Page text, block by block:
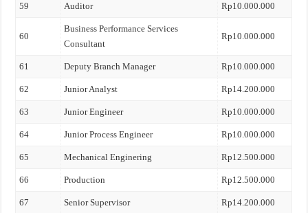
59 Auditor Rp10.000.000
60
Business Performance Services
Consultant
Rp10.000.000
61 Deputy Branch Manager Rp10.000.000
62 Junior Analyst Rp14.200.000
63 Junior Engineer Rp10.000.000
64 Junior Process Engineer Rp10.000.000
65 Mechanical Enginering Rp12.500.000
66 Production Rp12.500.000
67 Senior Supervisor Rp14.200.000